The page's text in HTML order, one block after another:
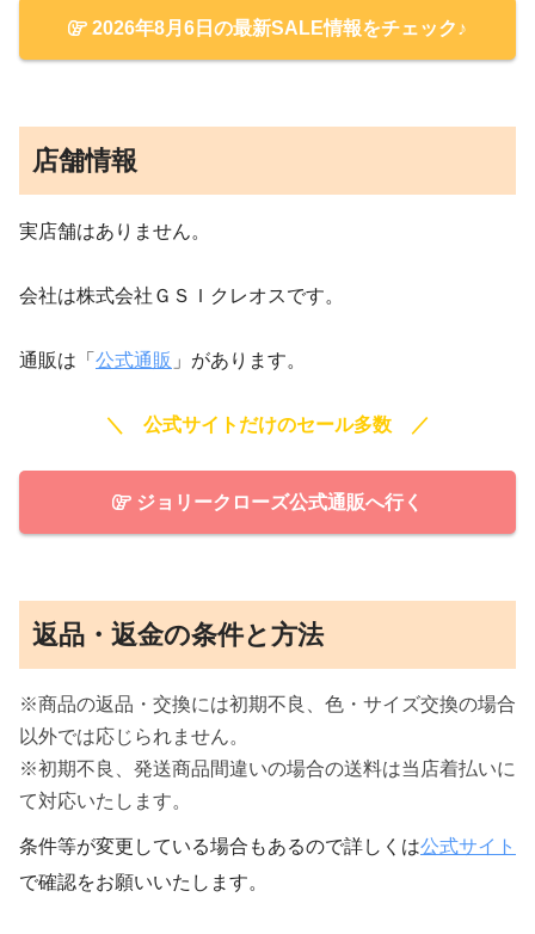
2026年8月6日の最新SALE情報をチェック♪
店舗情報
実店舗はありません。
会社は株式会社ＧＳＩクレオスです。
通販は「 公式通販 」があります。
＼ 公式サイトだけのセール多数 ／
ジョリークローズ公式通販へ行く
返品・返金の条件と方法
※商品の返品・交換には初期不良、色・サイズ交換の場合
以外では応じられません。
※初期不良、発送商品間違いの場合の送料は当店着払いに
て対応いたします。
条件等が変更している場合もあるので詳しくは公式サイト
で確認をお願いいたします。